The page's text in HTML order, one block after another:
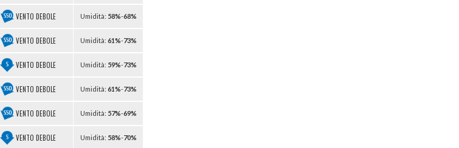
VENTO DEBOLE Umidità: 58%-68%
VENTO DEBOLE Umidità: 61%-73%
VENTO DEBOLE Umidità: 59%-73%
VENTO DEBOLE Umidità: 61%-73%
VENTO DEBOLE Umidità: 57%-69%
VENTO DEBOLE Umidità: 58%-70%